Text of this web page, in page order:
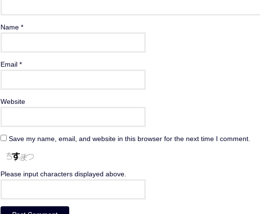
Name *
Email *
Website
Save my name, email, and website in this browser for the next time I comment.
Please input characters displayed above.